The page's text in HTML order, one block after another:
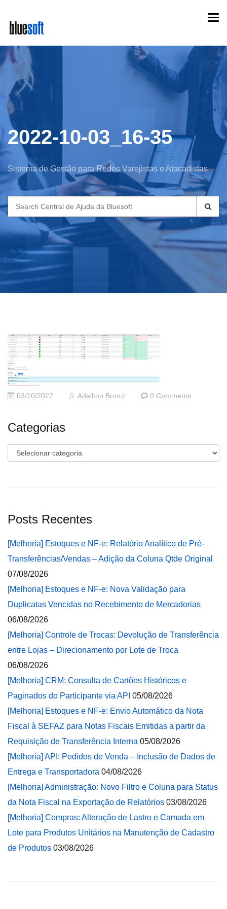
main
content
2022-10-03_16-35
Sistema de Gestão para Redes Varejistas e Atacadistas
Search
for:
03/10/2022 Adailton Bronzi 0 Comments
Categorias
Categorias
Posts Recentes
[Melhoria] Estoques e NF-e: Relatório Analítico de Pré-
Transferências/Vendas – Adição da Coluna Qtde Original
07/08/2026
[Melhoria] Estoques e NF-e: Nova Validação para
Duplicatas Vencidas no Recebimento de Mercadorias
06/08/2026
[Melhoria] Controle de Trocas: Devolução de Transferência
entre Lojas – Direcionamento por Lote de Troca
06/08/2026
[Melhoria] CRM: Consulta de Cartões Históricos e
Paginados do Participante via API 05/08/2026
[Melhoria] Estoques e NF-e: Envio Automático da Nota
Fiscal à SEFAZ para Notas Fiscais Emitidas a partir da
Requisição de Transferência Interna 05/08/2026
[Melhoria] API: Pedidos de Venda – Inclusão de Dados de
Entrega e Transportadora 04/08/2026
[Melhoria] Administração: Novo Filtro e Coluna para Status
da Nota Fiscal na Exportação de Relatórios 03/08/2026
[Melhoria] Compras: Alteração de Lastro e Camada em
Lote para Produtos Unitários na Manutenção de Cadastro
de Produtos 03/08/2026